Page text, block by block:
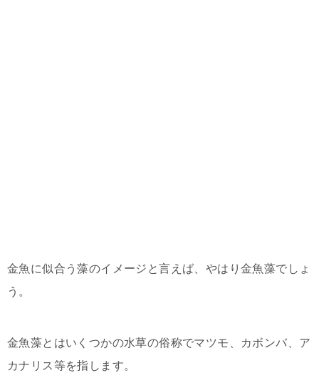
金魚に似合う藻のイメージと言えば、やはり金魚藻でしょ
う。
金魚藻とはいくつかの水草の俗称でマツモ、カボンバ、ア
カナリス等を指します。